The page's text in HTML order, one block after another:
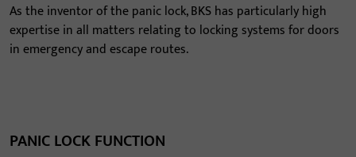
As the inventor of the panic lock, BKS has particularly high
expertise in all matters relating to locking systems for doors
in emergency and escape routes.
PANIC LOCK FUNCTION